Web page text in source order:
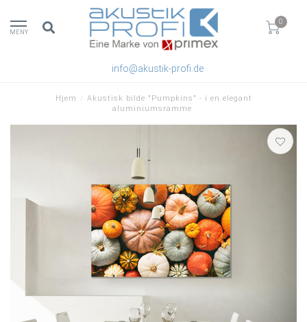
MENY
0
info@akustik-profi.de
Hjem
Akustisk bilde "Pumpkins" - i en elegant
aluminiumsramme